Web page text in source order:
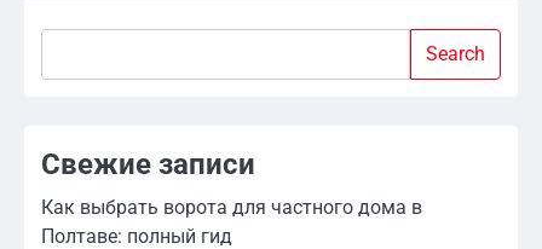
Search
Свежие записи
Как выбрать ворота для частного дома в
Полтаве: полный гид